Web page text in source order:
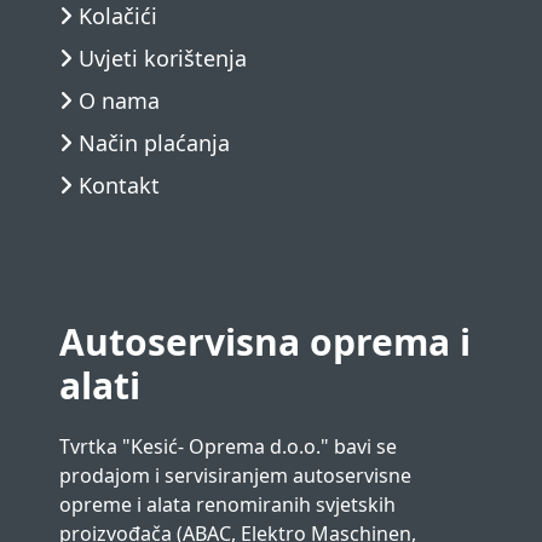
Kolačići
Uvjeti korištenja
O nama
Način plaćanja
Kontakt
Autoservisna oprema i
alati
Tvrtka "Kesić- Oprema d.o.o." bavi se
prodajom i servisiranjem autoservisne
opreme i alata renomiranih svjetskih
proizvođača (ABAC, Elektro Maschinen,